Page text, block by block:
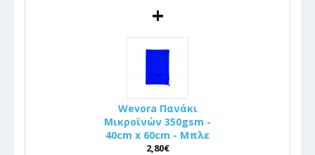
+
Wevora Πανάκι
Μικροϊνών 350gsm -
40cm x 60cm - Μπλε
2,80€